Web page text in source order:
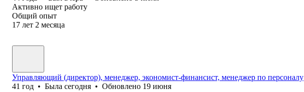
Активно ищет работу
Общий опыт
17 лет 2 месяца
Управляющий (директор), менеджер, экономист-финансист, менеджер по персоналу
41 год • Была сегодня • Обновлено 19 июня